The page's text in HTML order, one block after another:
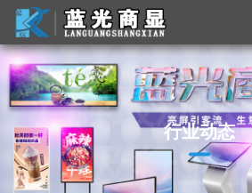
了解最新
及行业
行业动态